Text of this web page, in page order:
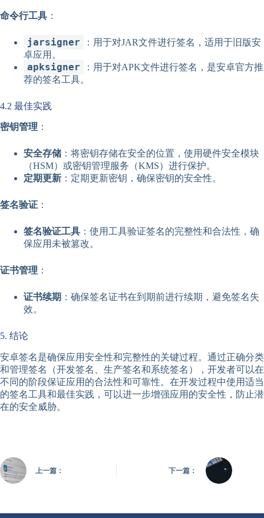
命令行工具 ：
jarsigner
：用于对JAR文件进行签名，适用于旧版安
卓应用。
apksigner
：用于对APK文件进行签名，是安卓官方推
荐的签名工具。
4.2 最佳实践
密钥管理 ：
安全存储 ：将密钥存储在安全的位置，使用硬件安全模块
（HSM）或密钥管理服务（KMS）进行保护。
定期更新 ：定期更新密钥，确保密钥的安全性。
签名验证 ：
签名验证工具 ：使用工具验证签名的完整性和合法性，确
保应用未被篡改。
证书管理 ：
证书续期 ：确保签名证书在到期前进行续期，避免签名失
效。
5. 结论
安卓签名是确保应用安全性和完整性的关键过程。通过正确分类
和管理签名（开发签名、生产签名和系统签名），开发者可以在
不同的阶段保证应用的合法性和可靠性。在开发过程中使用适当
的签名工具和最佳实践，可以进一步增强应用的安全性，防止潜
在的安全威胁。
上一篇： 下一篇：